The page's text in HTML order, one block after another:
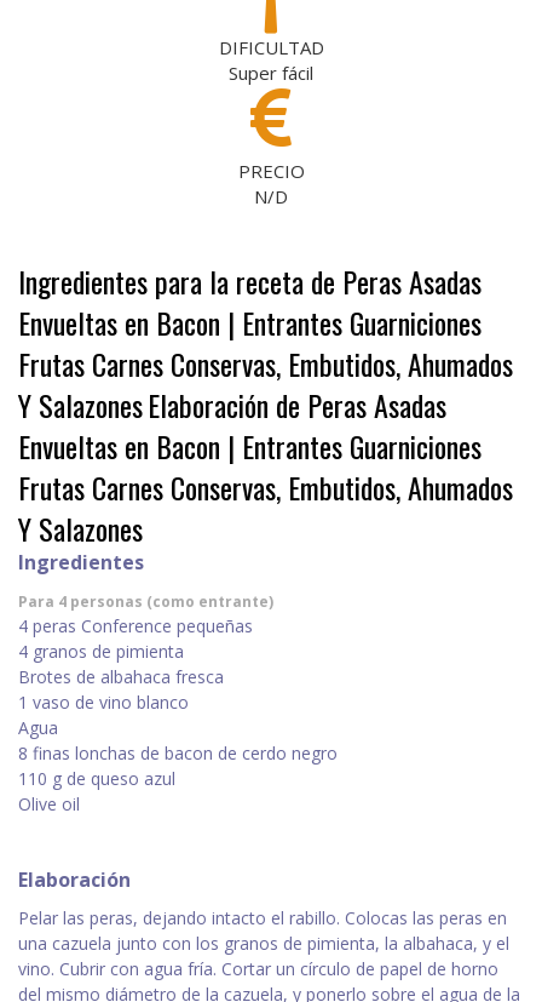
DIFICULTAD
Super fácil
PRECIO
N/D
Ingredientes para la receta de Peras Asadas
Envueltas en Bacon | Entrantes Guarniciones
Frutas Carnes Conservas, Embutidos, Ahumados
Y SalazonesElaboración de Peras Asadas
Envueltas en Bacon | Entrantes Guarniciones
Frutas Carnes Conservas, Embutidos, Ahumados
Y Salazones
Ingredientes
Para 4 personas (como entrante)
4 peras Conference pequeñas
4 granos de pimienta
Brotes de albahaca fresca
1 vaso de vino blanco
Agua
8 finas lonchas de bacon de cerdo negro
110 g de queso azul
Olive oil
Elaboración
Pelar las peras, dejando intacto el rabillo. Colocas las peras en
una cazuela junto con los granos de pimienta, la albahaca, y el
vino. Cubrir con agua fría. Cortar un círculo de papel de horno
del mismo diámetro de la cazuela, y ponerlo sobre el agua de la